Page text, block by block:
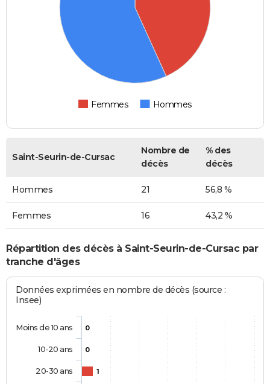
Femmes Hommes
Saint-Seurin-de-Cursac
Nombre de
décès
% des
décès
Hommes 21 56,8 %
Femmes 16 43,2 %
Répartition des décès à Saint-Seurin-de-Cursac par
tranche d'âges
Données exprimées en nombre de décès (source :
Insee)
0
0
1
Moins de 10 ans
10-20 ans
20-30 ans